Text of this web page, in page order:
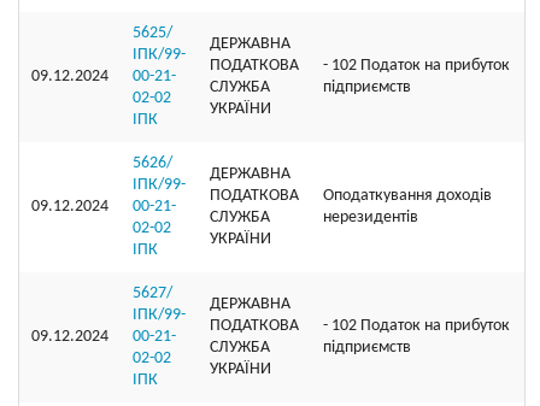
09.12.2024
5625/
ІПК/99-
00-21-
02-02
ІПК
ДЕРЖАВНА
ПОДАТКОВА
СЛУЖБА
УКРАЇНИ
- 102 Податок на прибуток
підприємств
09.12.2024
5626/
ІПК/99-
00-21-
02-02
ІПК
ДЕРЖАВНА
ПОДАТКОВА
СЛУЖБА
УКРАЇНИ
Оподаткування доходів
нерезидентів
09.12.2024
5627/
ІПК/99-
00-21-
02-02
ІПК
ДЕРЖАВНА
ПОДАТКОВА
СЛУЖБА
УКРАЇНИ
- 102 Податок на прибуток
підприємств